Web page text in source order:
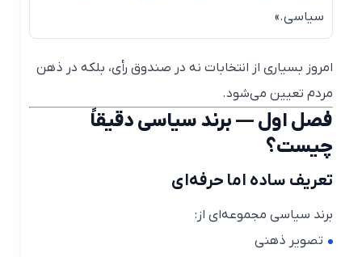
سیاسی.»
امروز بسیاری از انتخابات نه در صندوق رأی، بلکه در ذهن
مردم تعیین می‌شود.
فصل اول — برند سیاسی دقیقاً
چیست؟
تعریف ساده اما حرفه‌ای
برند سیاسی مجموعه‌ای از:
تصویر ذهنی